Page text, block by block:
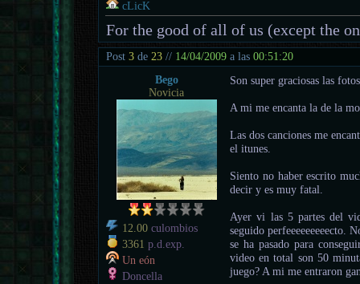
cLicK
For the good of all of us (except the
Post3 de23 // 14/04/2009 a las00:51:20
Bego
Novicia
12.00 culombios
3361 p.d.exp.
Un eón
Doncella
Son super graciosas las
A mi me encanta la de la
Las dos canciones me
el itunes.
Siento no haber escrito
decir y es muy fatal.
Ayer vi las 5 partes del
seguido perfeeeeeeeeecto.
se ha pasado para
video en total son 50
juego? A mi me entraron